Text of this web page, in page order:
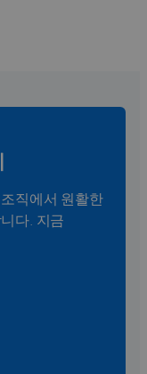
직에서 원활한
다. 지금